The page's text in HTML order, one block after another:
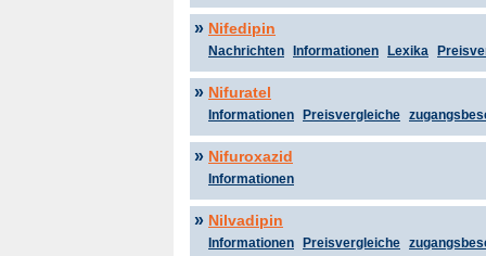
» Nifedipin
Nachrichten Informationen Lexika
» Nifuratel
Informationen Preisvergleiche
» Nifuroxazid
Informationen
» Nilvadipin
Informationen Preisvergleiche